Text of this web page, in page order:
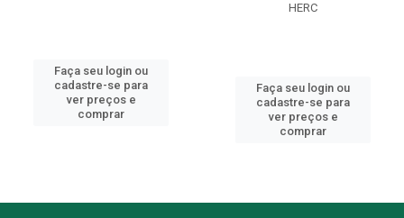
Faça seu login ou
cadastre-se para
ver preços e
comprar
HERC
Faça seu login ou
cadastre-se para
ver preços e
comprar